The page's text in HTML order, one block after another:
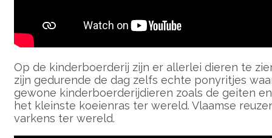
Op de kinderboerderij zijn er allerlei dieren te
zijn gedurende de dag zelfs echte ponyritjes
gewone kinderboerderijdieren zoals de geiten
het kleinste koeienras ter wereld. Vlaamse
varkens ter wereld.